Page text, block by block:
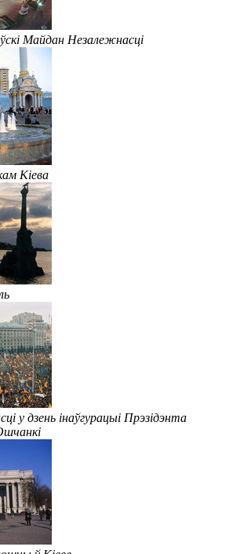
Майдан Незалежнасці
Кіева
у дзень інаўгурацыі Прэзідэнта